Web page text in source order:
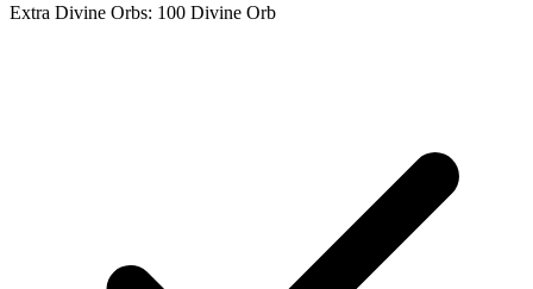
Extra Divine Orbs: 100 Divine Orb